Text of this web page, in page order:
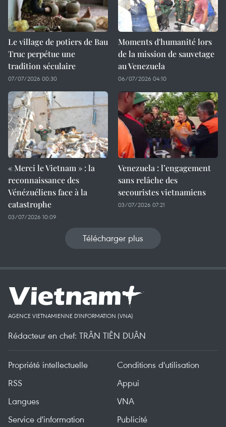
Le village de potiers de Bau
Truc perpétue une
tradition séculaire
07/07/2026 00:30
Moments d'humanité lors
de la mission de sauvetage
au Venezuela
06/07/2026 04:10
« Merci le Vietnam » : la
reconnaissance des
Vénézuéliens face à la
catastrophe
03/07/2026 10:09
Venezuela : l’engagement
sans relâche des
secouristes vietnamiens
03/07/2026 07:21
Télécharger plus
AGENCE VIETNAMIENNE D'INFORMATION (VNA)
Rédacteur en chef: TRÂN TIÊN DUÂN
Propriété intellectuelle
Conditions d'utilisation
RSS
Appui
Langues
VNA
Service d'information
Publicité